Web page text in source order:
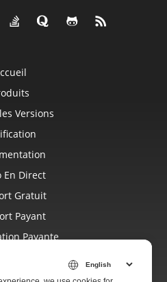
Versions
En Direct
Gratuit
Payant
Payante
Web